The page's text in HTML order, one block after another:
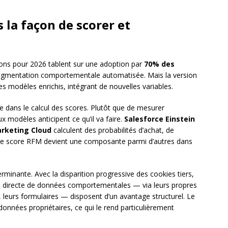
la façon de scorer et
pour 2026 tablent sur une adoption par 70% des
comportementale automatisée. Mais la version
modèles enrichis, intégrant de nouvelles variables.
dans le calcul des scores. Plutôt que de mesurer
modèles anticipent ce qu’il va faire. Salesforce Einstein
Cloud calculent des probabilités d’achat, de
RFM devient une composante parmi d’autres dans
Avec la disparition progressive des cookies tiers,
de données comportementales — via leurs propres
formulaires — disposent d’un avantage structurel. Le
propriétaires, ce qui le rend particulièrement